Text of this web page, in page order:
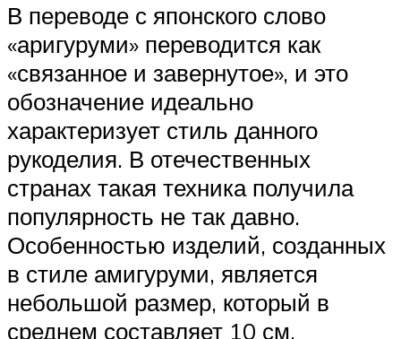
В переводе с японского слово
«аригуруми» переводится как
«связанное и завернутое», и это
обозначение идеально
характеризует стиль данного
рукоделия. В отечественных
странах такая техника получила
популярность не так давно.
Особенностью изделий, созданных
в стиле амигуруми, является
небольшой размер, который в
среднем составляет 10 см.